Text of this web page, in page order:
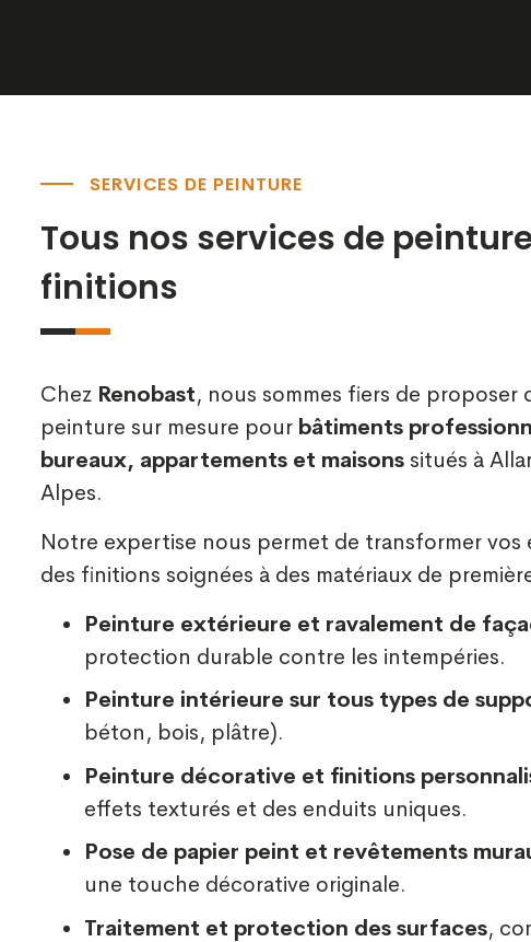
SERVICES DE PEINTURE
Tous nos services de
finitions
Chez Renobast, nous sommes fiers de proposer
peinture sur mesure pour bâtiments
bureaux, appartements et maisons situés à
Alpes.
Notre expertise nous permet de transformer vos
des finitions soignées à des matériaux de
Peinture extérieure et ravalement de
protection durable contre les intempéries.
Peinture intérieure sur tous types de
béton, bois, plâtre).
Peinture décorative et finitions
effets texturés et des enduits uniques.
Pose de papier peint et revêtements
une touche décorative originale.
Traitement et protection des surfaces,